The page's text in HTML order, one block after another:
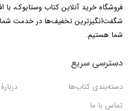
فروشگاه خرید آنلاین کتاب وستابوک، با
شگفت‌انگیزترین تخفیف‌ها در خدمت
شما هستیم.
دسترسی سریع
دسته‌بندی کتاب‌ها
تماس با ما